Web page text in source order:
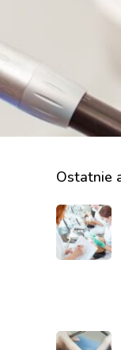
Ostatnie